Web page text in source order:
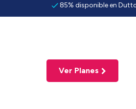
85% disponible en
Ver Planes